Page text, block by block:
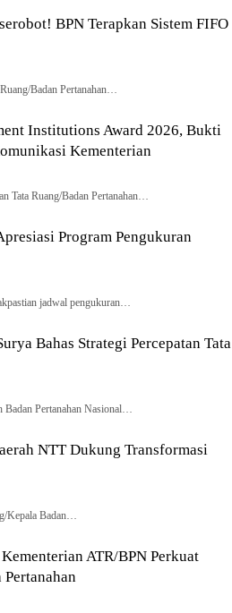
BPN Terapkan Sistem FIFO
Badan Pertanahan…
Institutions Award 2026, Bukti
Kementerian
Tata Ruang/Badan Pertanahan…
Program Pengukuran
jadwal pengukuran…
Bahas Strategi Percepatan Tata
Pertanahan Nasional…
NTT Dukung Transformasi
Kepala Badan…
ATR/BPN Perkuat